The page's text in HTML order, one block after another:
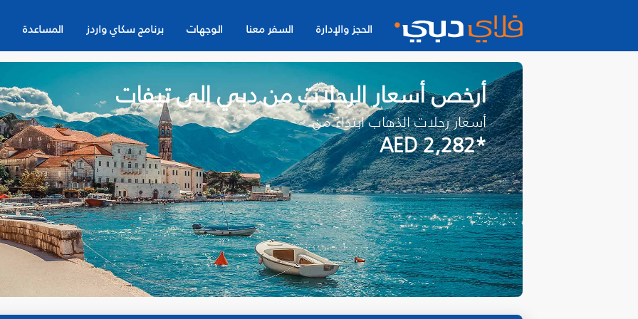
الحجز والإدارة السفر معنا الوجهات برنامج سكاي واردز المساعدة
أرخص أسعار الرحلات من دبي إلى تيفات
أسعار رحلات الذهاب ابتداءً من
*AED 2,282